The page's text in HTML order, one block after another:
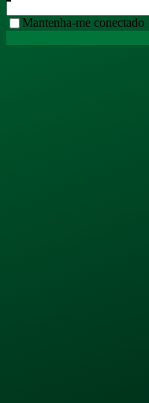
Mantenha-me conectado